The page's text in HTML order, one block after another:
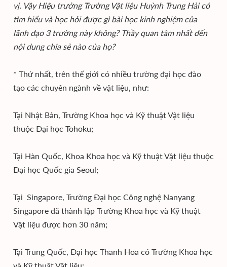
vị. Vậy Hiệu trưởng Trường Vật liệu Huỳnh Trung Hải có
tìm hiểu và học hỏi được gì bài học kinh nghiệm của
lãnh đạo 3 trường này không? Thầy quan tâm nhất đến
nội dung chia sẻ nào của họ?
* Thứ nhất, trên thế giới có nhiều trường đại học đào
tạo các chuyên ngành về vật liệu, như:
Tại Nhật Bản, Trường Khoa học và Kỹ thuật Vật liệu
thuộc Đại học Tohoku;
Tại Hàn Quốc, Khoa Khoa học và Kỹ thuật Vật liệu thuộc
Đại học Quốc gia Seoul;
Tại Singapore, Trường Đại học Công nghệ Nanyang
Singapore đã thành lập Trường Khoa học và Kỹ thuật
Vật liệu được hơn 30 năm;
Tại Trung Quốc, Đại học Thanh Hoa có Trường Khoa học